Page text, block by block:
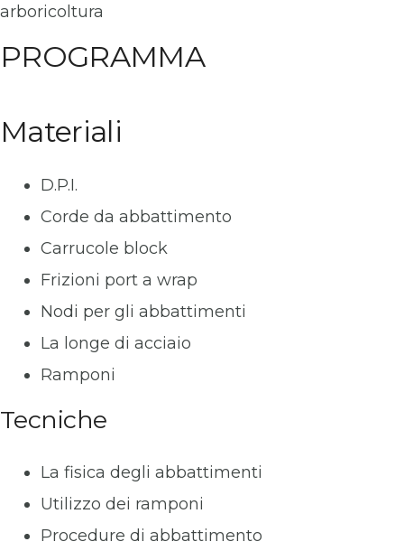
arboricoltura
PROGRAMMA
Materiali
D.P.I.
Corde da abbattimento
Carrucole block
Frizioni port a wrap
Nodi per gli abbattimenti
La longe di acciaio
Ramponi
Tecniche
La fisica degli abbattimenti
Utilizzo dei ramponi
Procedure di abbattimento